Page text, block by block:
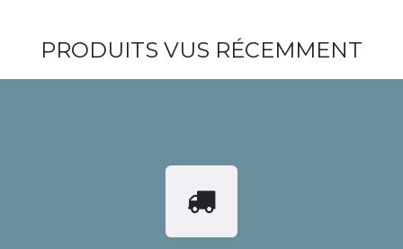
PRODUITS VUS RÉCEMMENT